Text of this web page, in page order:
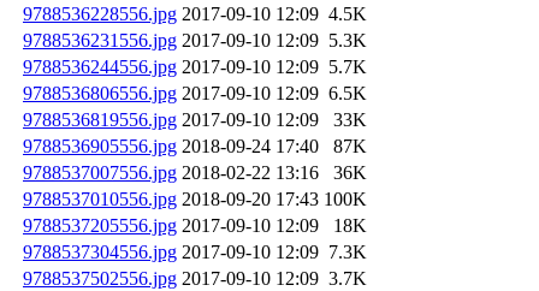
9788536228556.jpg 2017-09-10 12:09 4.5K
9788536231556.jpg 2017-09-10 12:09 5.3K
9788536244556.jpg 2017-09-10 12:09 5.7K
9788536806556.jpg 2017-09-10 12:09 6.5K
9788536819556.jpg 2017-09-10 12:09
33K
9788536905556.jpg 2018-09-24 17:40
87K
9788537007556.jpg 2018-02-22 13:16
36K
9788537010556.jpg 2018-09-20 17:43 100K
9788537205556.jpg 2017-09-10 12:09
18K
9788537304556.jpg 2017-09-10 12:09 7.3K
9788537502556.jpg 2017-09-10 12:09 3.7K